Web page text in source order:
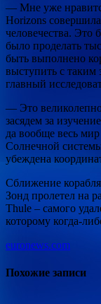
— Мне уже
Horizons
человечества.
было проделать
быть выполнено
выступить с
главный
— Это
засядем за
да вообще весь мир
Солнечной
убеждена
Сближение
Зонд пролетел на
Thule – самого
которому когда-
euronews.com
Похожие записи